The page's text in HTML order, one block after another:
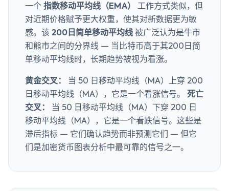
一个 指数移动平均线（EMA）
工作方式类似，但
对近期价格赋予更大权重，使其对新数据更为敏
感。该 200日简单移动平均线 被广泛认为是牛市
和熊市之间的分界线 — 当比特币高于其200日简
单移动平均线时，长期趋势被视为看涨。
黄金交叉：
当 50 日移动平均线（MA）上穿 200
日移动平均线（MA），它是一个看涨信号。 死亡
交叉：
当 50 日移动平均线（MA）下穿 200 日
移动平均线（MA），它是一个看跌信号。这些是
滞后指标 — 它们确认趋势而非预测它们 — 但它
们是加密货币图表分析中最可靠的信号之一。